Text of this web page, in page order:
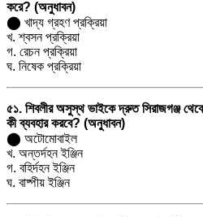
করে? (অনুধাবন)
⬤ খাদ্য গ্রহণ প্রক্রিয়া
খ. শ্বসন প্রক্রিয়া
গ. রেচন প্রক্রিয়া
ঘ. নিষেক প্রক্রিয়া
৫১. শিবলীর অসুস্থ ভাইকে দ্রুত সিরাজগঞ্জ
কী ব্যবহার করবে? (অনুধাবন)
⬤ অটোমোবাইল
খ. অন্তর্দহন ইঞ্জিন
গ. বহির্দহন ইঞ্জিন
ঘ. বাষ্পীয় ইঞ্জিন